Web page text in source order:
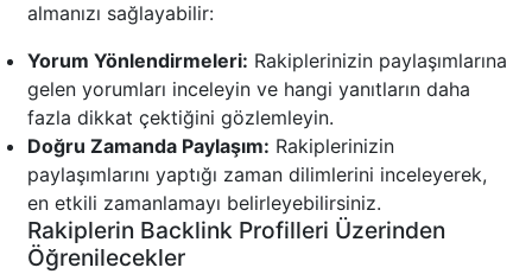
almanızı sağlayabilir:
Yorum Yönlendirmeleri: Rakiplerinizin paylaşımlarına
gelen yorumları inceleyin ve hangi yanıtların daha
fazla dikkat çektiğini gözlemleyin.
Doğru Zamanda Paylaşım: Rakiplerinizin
paylaşımlarını yaptığı zaman dilimlerini inceleyerek,
en etkili zamanlamayı belirleyebilirsiniz.
Rakiplerin Backlink Profilleri Üzerinden
Öğrenilecekler